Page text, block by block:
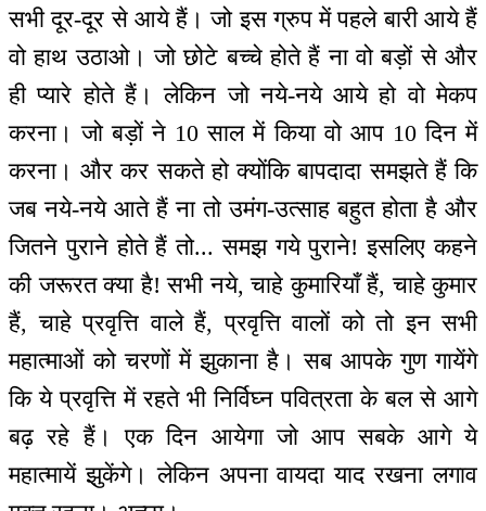
सभी दूर-दूर से आये हैं। जो इस ग्रुप में पहले बारी आये हैं
वो हाथ उठाओ। जो छोटे बच्चे होते हैं ना वो बड़ों से और
ही प्यारे होते हैं। लेकिन जो नये-नये आये हो वो मेकप
करना। जो बड़ों ने 10 साल में किया वो आप 10 दिन में
करना। और कर सकते हो क्योंकि बापदादा समझते हैं कि
जब नये-नये आते हैं ना तो उमंग-उत्साह बहुत होता है और
जितने पुराने होते हैं तो... समझ गये पुराने! इसलिए कहने
की जरूरत क्या है! सभी नये, चाहे कुमारियाँ हैं, चाहे कुमार
हैं, चाहे प्रवृत्ति वाले हैं, प्रवृत्ति वालों को तो इन सभी
महात्माओं को चरणों में झुकाना है। सब आपके गुण गायेंगे
कि ये प्रवृत्ति में रहते भी निर्विघ्न पवित्रता के बल से आगे
बढ़ रहे हैं। एक दिन आयेगा जो आप सबके आगे ये
महात्मायें झुकेंगे। लेकिन अपना वायदा याद रखना लगाव